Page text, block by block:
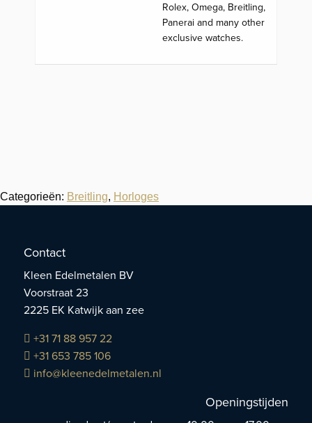
Rolex, Omega, Breitling,
Panerai and many other
exclusive watches.
Categorieën: Breitling, Horloges
Contact
Kleen Edelmetalen BV
Voorstraat 23
2225 EK Katwijk aan zee
+31 71 88 957 22
+31 653 785 106
info@kleenedelmetalen.nl
Openingstijden